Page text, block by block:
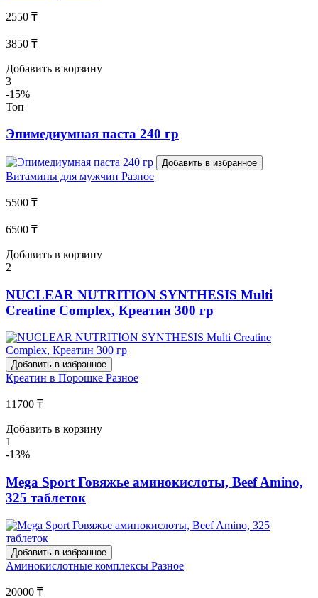
2550 ₸
3850 ₸
Добавить в корзину
3
-15%
Топ
Эпимедиумная паста 240 гр
Добавить в избранное
Витамины для мужчин Разное
5500 ₸
6500 ₸
Добавить в корзину
2
NUCLEAR NUTRITION SYNTHESIS Multi
Creatine Complex, Креатин 300 гр
Добавить в избранное
Креатин в Порошке Разное
11700 ₸
Добавить в корзину
1
-13%
Mega Sport Говяжье аминокислоты, Beef Amino,
325 таблеток
Добавить в избранное
Аминокислотные комплексы Разное
20000 ₸